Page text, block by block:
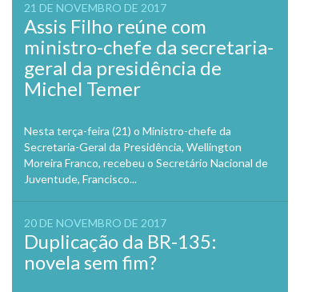
21 DE NOVEMBRO DE 2017
Assis Filho reúne com
ministro-chefe da secretaria-
geral da presidência de
Michel Temer
Nesta terça-feira (21) o Ministro-chefe da
Secretaria-Geral da Presidência, Wellington
Moreira Franco, recebeu o Secretário Nacional de
Juventude, Francisco...
20 DE NOVEMBRO DE 2017
Duplicação da BR-135:
novela sem fim?